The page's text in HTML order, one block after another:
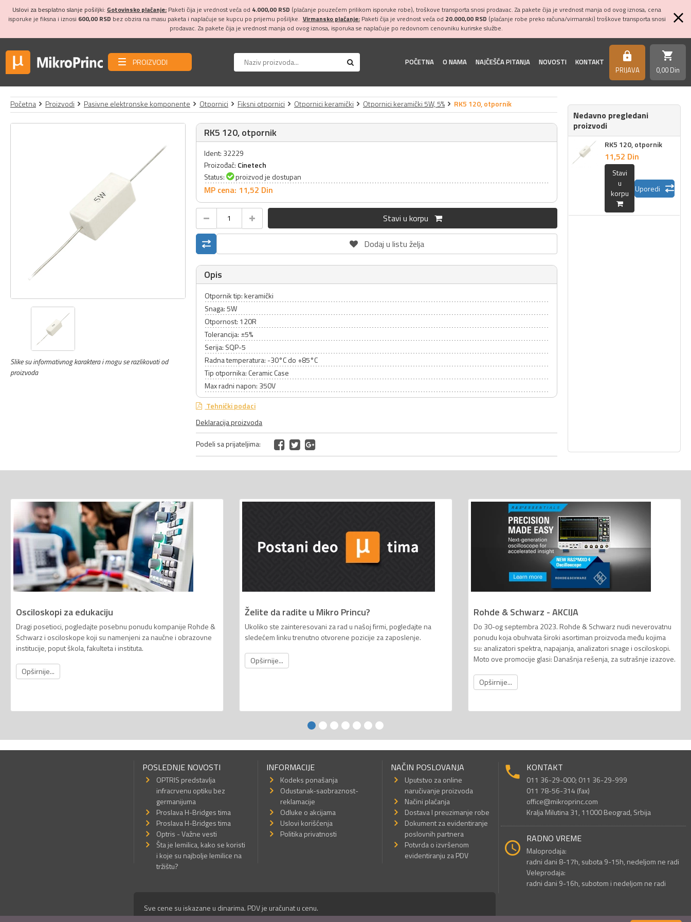
Uslovi za besplatno slanje pošiljki: Gotovinsko plaćanje: Paketi čija je vrednost veća od 4.000,00 RSD (plaćanje pouzećem prilikom isporuke robe), troškove transporta snosi prodavac. Za pakete čija je vrednost manja od ovog iznosa, cena
isporuke je fiksna i iznosi 600,00 RSD bez obzira na masu paketa i naplaćuje se kupcu po prijemu pošiljke. Virmansko plaćanje:Paketi čija je vrednost veća od 20.000,00 RSD (plaćanje robe preko računa/virmanski) troškove transporta snosi
prodavac. Za pakete čija je vrednost manja od ovog iznosa, isporuka se naplaćuje po redovnom cenovniku kurirske službe.
PROIZVODI POČETNA O NAMA NAJČEŠĆA PITANJA NOVOSTI KONTAKT https
PRIJAVA
shopping_cart
0,00 Din
Početna Proizvodi Pasivne elektronske komponente Otpornici Fiksni otpornici Otpornici keramički Otpornici keramički 5W, 5% RK5 120, otpornik
Slike su informativnog karaktera i mogu se razlikovati od
proizvoda
RK5 120, otpornik
Ident: 32229
Proizođač: Cinetech
Status:
proizvod je dostupan
MP cena: 11,52 Din
Stavi u korpu
Dodaj u listu želja
Opis
Otpornik tip: keramički
Snaga: 5W
Otpornost: 120R
Tolerancija: ±5%
Serija: SQP-5
Radna temperatura: -30°C do +85°C
Tip otpornika: Ceramic Case
Max radni napon: 350V
Tehnički podaci
Deklaracija proizvoda
Podeli sa prijateljima:
Nedavno pregledani
proizvodi
RK5 120, otpornik
11,52 Din
Stavi
u
korpu
Uporedi
Osciloskopi za edukaciju
Dragi posetioci, pogledajte posebnu ponudu kompanije Rohde &
Schwarz i osciloskope koji su namenjeni za naučne i obrazovne
institucije, poput škola, fakulteta i instituta.
Opširnije...
Želite da radite u Mikro Princu?
Ukoliko ste zainteresovani za rad u našoj firmi, pogledajte na
sledećem linku trenutno otvorene pozicije za zaposlenje.
Opširnije...
Rohde & Schwarz - AKCIJA
Do 30-og septembra 2023. Rohde & Schwarz nudi neverovatnu
ponudu koja obuhvata široki asortiman proizvoda među kojima
su: analizatori spektra, napajanja, analizatori snage i osciloskopi.
Moto ove promocije glasi: Današnja rešenja, za sutrašnje izazove.
Opširnije...
POSLEDNJE NOVOSTI
OPTRIS predstavlja
infracrvenu optiku bez
germanijuma
Proslava H-Bridges tima
Proslava H-Bridges tima
Optris - Važne vesti
Šta je lemilica, kako se koristi
i koje su najbolje lemilice na
tržištu?
INFORMACIJE
Kodeks ponašanja
Odustanak-saobraznost-
reklamacije
Odluke o akcijama
Uslovi korišćenja
Politika privatnosti
NAČIN POSLOVANJA
Uputstvo za online
naručivanje proizvoda
Načini plaćanja
Dostava I preuzimanje robe
Dokument za evidentiranje
poslovnih partnera
Potvrda o izvršenom
evidentiranju za PDV
KONTAKT
011 36-29-000; 011 36-29-999
011 78-56-314 (fax)
office@mikroprinc.com
Kralja Milutina 31, 11000 Beograd, Srbija
RADNO VREME
Maloprodaja:
radni dani 8-17h, subota 9-15h, nedeljom ne radi
Veleprodaja:
radni dani 9-16h, subotom i nedeljom ne radi
Sve cene su iskazane u dinarima. PDV je uračunat u cenu.
© Mikro Princ 1999 - 2026. Sva prava su zadržana.